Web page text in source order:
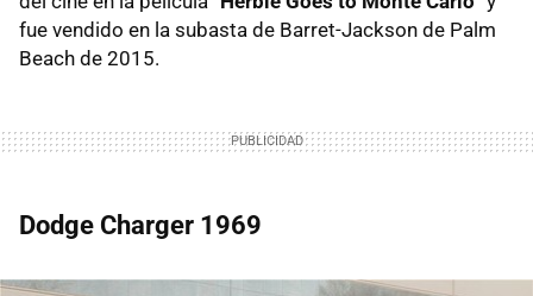
fue vendido en la subasta de Barret-Jackson de Palm
Beach de 2015.
Dodge Charger 1969